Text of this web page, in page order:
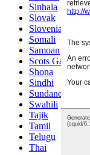
Sinhala
Slovak
Slovenian
Somali
Samoan
Scots Gaelic
Shona
Sindhi
Sundanese
Swahili
Tajik
Tamil
Telugu
Thai